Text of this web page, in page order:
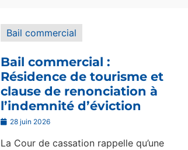
Bail commercial
Bail commercial :
Résidence de tourisme et
clause de renonciation à
l’indemnité d’éviction
28 juin 2026
La Cour de cassation rappelle qu’une